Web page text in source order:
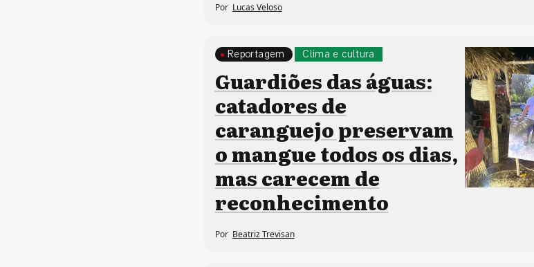
Por Lucas Veloso
Clima e cultura
Reportagem
Guardiões das águas:
catadores de
caranguejo preservam
o mangue todos os dias,
mas carecem de
reconhecimento
Por Beatriz Trevisan